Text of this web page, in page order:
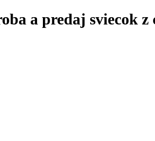
a predaj sviecok